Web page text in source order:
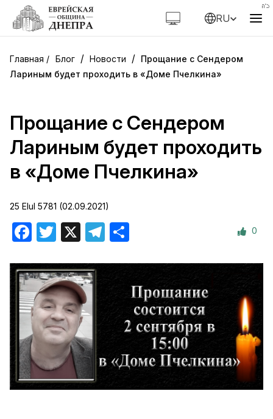
RU
Блог / Новости / Прощание с Сендером
Лариным будет проходить в «Доме Пчелкина»
Прощание с Сендером
Лариным будет проходить
в «Доме Пчелкина»
25 Elul 5781 (02.09.2021)
Facebook
Twitter Telegram 0